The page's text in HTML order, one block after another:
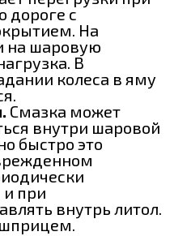
дороге с
На
на шаровую
В
колеса в яму
Смазка может
внутри шаровой
быстро это
при
внутрь литол.